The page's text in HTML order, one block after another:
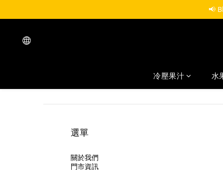
📢
冷壓果汁 水
選單
關於我們
門市資訊